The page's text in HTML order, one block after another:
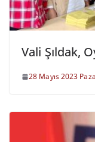
Vali Şıldak,
28 Mayıs 2023